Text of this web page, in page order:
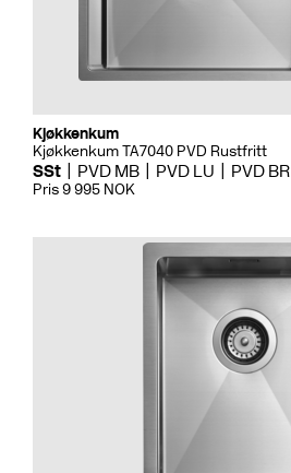
Kjøkkenkum
Kjøkkenkum TA7040 PVD Rustfritt
SSt PVD MB PVD LU PVD BR
Pris 9 995 NOK